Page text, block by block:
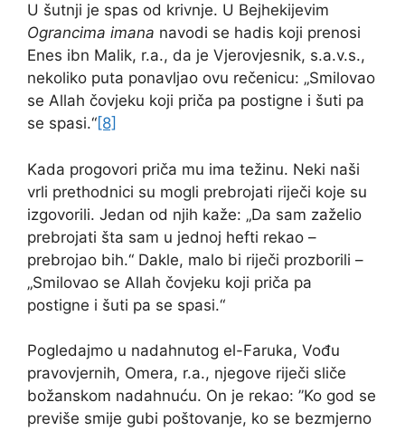
U šutnji je spas od krivnje. U Bejhekijevim
Ograncima imana navodi se hadis koji prenosi
Enes ibn Malik, r.a., da je Vjerovjesnik, s.a.v.s.,
nekoliko puta ponavljao ovu rečenicu: „Smilovao
se Allah čovjeku koji priča pa postigne i šuti pa
se spasi.“[8]
Kada progovori priča mu ima težinu. Neki naši
vrli prethodnici su mogli prebrojati riječi koje su
izgovorili. Jedan od njih kaže: „Da sam zaželio
prebrojati šta sam u jednoj hefti rekao –
prebrojao bih.“ Dakle, malo bi riječi prozborili –
„Smilovao se Allah čovjeku koji priča pa
postigne i šuti pa se spasi.“
Pogledajmo u nadahnutog el-Faruka, Vođu
pravovjernih, Omera, r.a., njegove riječi sliče
božanskom nadahnuću. On je rekao: ”Ko god se
previše smije gubi poštovanje, ko se bezmjerno